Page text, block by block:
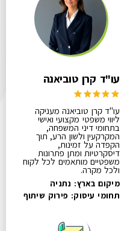
עו"ד קרן טוביאנה
עו"ד קרן טוביאנה מעניקה
ליווי משפטי מקצועי ואישי
בתחומי דיני המשפחה,
המקרקעין ולשון הרע, תוך
הקפדה על זמינות,
דיסקרטיות ומתן פתרונות
משפטיים מותאמים לכל לקוח
ולכל מקרה.
מיקום בארץ: נתניה
תחומי עיסוק: פירוק שיתוף